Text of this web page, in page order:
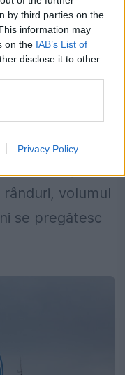
by third parties on the
information may
on the IAB’s List of
disclose it to other
Privacy Policy
total
Letonia
serioase
rânduri, volumul
se pregătesc